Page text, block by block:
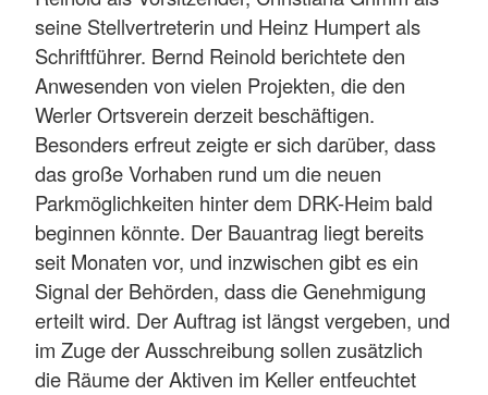
seine Stellvertreterin und Heinz Humpert als
Schriftführer. Bernd Reinold berichtete den
Anwesenden von vielen Projekten, die den
Werler Ortsverein derzeit beschäftigen.
Besonders erfreut zeigte er sich darüber, dass
das große Vorhaben rund um die neuen
Parkmöglichkeiten hinter dem DRK-Heim bald
beginnen könnte. Der Bauantrag liegt bereits
seit Monaten vor, und inzwischen gibt es ein
Signal der Behörden, dass die Genehmigung
erteilt wird. Der Auftrag ist längst vergeben, und
im Zuge der Ausschreibung sollen zusätzlich
die Räume der Aktiven im Keller entfeuchtet